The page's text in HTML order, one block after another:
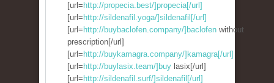
[url= http://propecia.best/]propecia[/url]
[url= http://sildenafil.yoga/]sildenafil[/url]
[url= http://buybaclofen.company/]baclofen without
prescription[/url]
[url= http://buykamagra.company/]kamagra[/url]
[url= http://buylasix.team/]buy lasix[/url]
[url= http://sildenafil.surf/]sildenafil[/url]